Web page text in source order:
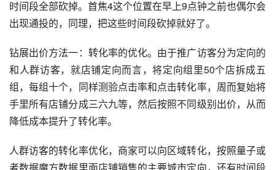
时间段全部砍掉。首焦4这个位置在早上9点钟之前也偶尔会
出现通投的，同理，把这些时间段砍掉就好了。
钻展出价方法一：转化率的优化。由于推广访客分为定向的
和人群访客，就店铺定向而言，将定向组里50个店拆成五
组，每组十个，同样测验点击率和点击转化率，周而复始将
手里所有店铺分成三六九等，然后按照不同级别出价，从而
降低成本提升了转化率。
人群访客的转化率优化，商家可以向区域转化，按照量子或
者数据魔方数据里面店铺销售的主要城市定向，还有时间段